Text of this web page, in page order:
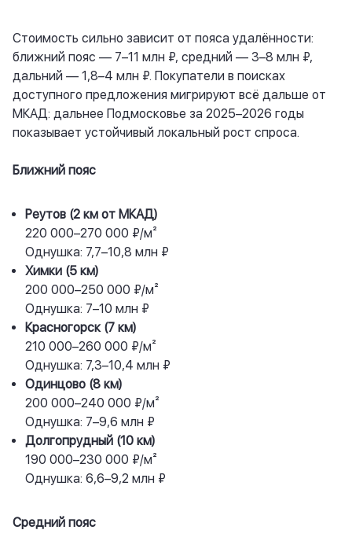
Стоимость сильно зависит от пояса удалённости:
ближний пояс — 7–11 млн ₽, средний — 3–8 млн ₽,
дальний — 1,8–4 млн ₽. Покупатели в поисках
доступного предложения мигрируют всё дальше от
МКАД: дальнее Подмосковье за 2025–2026 годы
показывает устойчивый локальный рост спроса.
Ближний пояс
Реутов (2 км от МКАД)
220 000–270 000 ₽/м²
Однушка: 7,7–10,8 млн ₽
Химки (5 км)
200 000–250 000 ₽/м²
Однушка: 7–10 млн ₽
Красногорск (7 км)
210 000–260 000 ₽/м²
Однушка: 7,3–10,4 млн ₽
Одинцово (8 км)
200 000–240 000 ₽/м²
Однушка: 7–9,6 млн ₽
Долгопрудный (10 км)
190 000–230 000 ₽/м²
Однушка: 6,6–9,2 млн ₽
Средний пояс